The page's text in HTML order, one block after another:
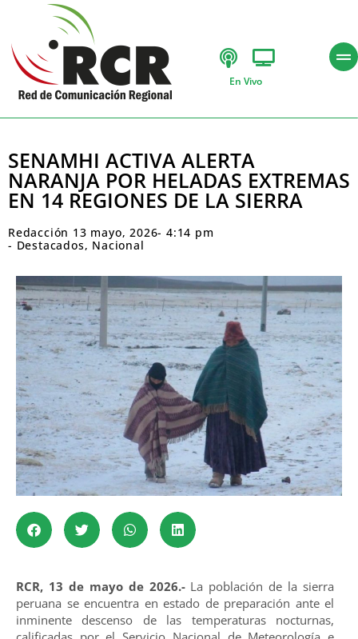
En Vivo
SENAMHI ACTIVA ALERTA
NARANJA POR HELADAS EXTREMAS
EN 14 REGIONES DE LA SIERRA
Redacción 13 mayo, 2026- 4:14 pm
- Destacados, Nacional
RCR, 13 de mayo de 2026.-La población de la sierra
peruana se encuentra en estado de preparación ante el
inminente descenso de las temperaturas nocturnas,